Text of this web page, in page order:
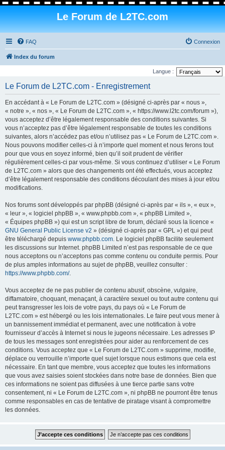
Le Forum de L2TC.com
FAQ Connexion
Index du forum
Langue :
Le Forum de L2TC.com - Enregistrement
En accédant à « Le Forum de L2TC.com » (désigné ci-après par « nous »,
« notre », « nos », « Le Forum de L2TC.com », « https://www.l2tc.com/forum »),
vous acceptez d’être légalement responsable des conditions suivantes. Si
vous n’acceptez pas d’être légalement responsable de toutes les conditions
suivantes, alors n’accédez pas et/ou n’utilisez pas « Le Forum de L2TC.com ».
Nous pouvons modifier celles-ci à n’importe quel moment et nous ferons tout
pour que vous en soyez informé, bien qu’il soit prudent de vérifier
régulièrement celles-ci par vous-même. Si vous continuez d’utiliser « Le Forum
de L2TC.com » alors que des changements ont été effectués, vous acceptez
d’être légalement responsable des conditions découlant des mises à jour et/ou
modifications.
Nos forums sont développés par phpBB (désigné ci-après par « ils », « eux »,
« leur », « logiciel phpBB », « www.phpbb.com », « phpBB Limited »,
« Équipes phpBB ») qui est un script libre de forum, déclaré sous la licence «
GNU General Public License v2 » (désigné ci-après par « GPL ») et qui peut
être téléchargé depuis www.phpbb.com. Le logiciel phpBB facilite seulement
les discussions sur Internet. phpBB Limited n’est pas responsable de ce que
nous acceptons ou n’acceptons pas comme contenu ou conduite permis. Pour
de plus amples informations au sujet de phpBB, veuillez consulter :
https://www.phpbb.com/.
Vous acceptez de ne pas publier de contenu abusif, obscène, vulgaire,
diffamatoire, choquant, menaçant, à caractère sexuel ou tout autre contenu qui
peut transgresser les lois de votre pays, du pays où « Le Forum de
L2TC.com » est hébergé ou les lois internationales. Le faire peut vous mener à
un bannissement immédiat et permanent, avec une notification à votre
fournisseur d’accès à Internet si nous le jugeons nécessaire. Les adresses IP
de tous les messages sont enregistrées pour aider au renforcement de ces
conditions. Vous acceptez que « Le Forum de L2TC.com » supprime, modifie,
déplace ou verrouille n’importe quel sujet lorsque nous estimons que cela est
nécessaire. En tant que membre, vous acceptez que toutes les informations
que vous avez saisies soient stockées dans notre base de données. Bien que
ces informations ne soient pas diffusées à une tierce partie sans votre
consentement, ni « Le Forum de L2TC.com », ni phpBB ne pourront être tenus
comme responsables en cas de tentative de piratage visant à compromettre
les données.